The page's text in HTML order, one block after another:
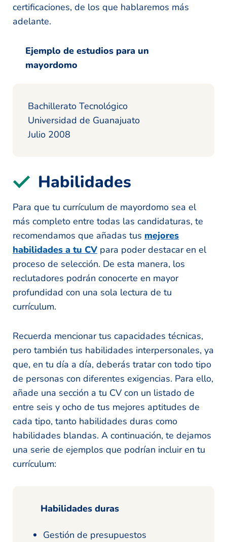
certificaciones, de los que hablaremos más
adelante.
Ejemplo de estudios para un
mayordomo
Bachillerato Tecnológico
Universidad de Guanajuato
Julio 2008
Habilidades
Para que tu currículum de mayordomo sea el
más completo entre todas las candidaturas, te
recomendamos que añadas tus mejores
habilidades a tu CV para poder destacar en el
proceso de selección. De esta manera, los
reclutadores podrán conocerte en mayor
profundidad con una sola lectura de tu
currículum.
Recuerda mencionar tus capacidades técnicas,
pero también tus habilidades interpersonales, ya
que, en tu día a día, deberás tratar con todo tipo
de personas con diferentes exigencias. Para ello,
añade una sección a tu CV con un listado de
entre seis y ocho de tus mejores aptitudes de
cada tipo, tanto habilidades duras como
habilidades blandas. A continuación, te dejamos
una serie de ejemplos que podrían incluir en tu
currículum:
Habilidades duras
Gestión de presupuestos